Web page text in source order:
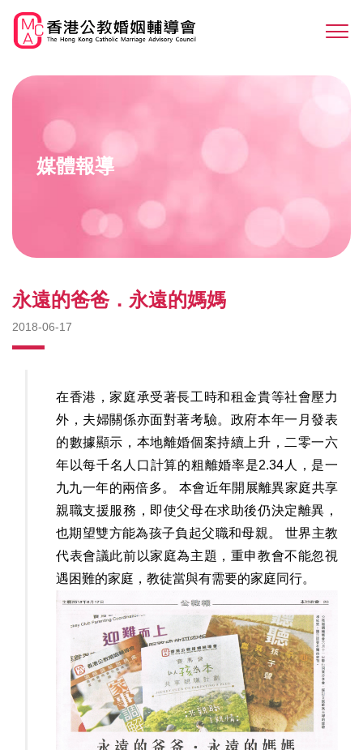
main
媒體報導
永遠的爸爸．永遠的媽媽
2018-06-17
在香港，家庭承受著長工時和租金貴等社會壓力
外，夫婦關係亦面對著考驗。政府本年一月發表
的數據顯示，本地離婚個案持續上升，二零一六
年以每千名人口計算的粗離婚率是2.34人，是一
九九一年的兩倍多。 本會近年開展離異家庭共享
親職支援服務，即使父母在求助後仍決定離異，
也期望雙方能為孩子負起父職和母親。 世界主教
代表會議此前以家庭為主題，重申教會不能忽視
遇困難的家庭，教徒當與有需要的家庭同行。